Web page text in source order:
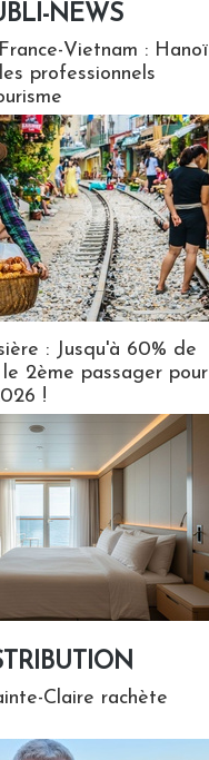
NEWS
Vietnam : Hanoï
professionnels
: Jusqu'à 60% de
2ème passager pour
!
Claire rachète